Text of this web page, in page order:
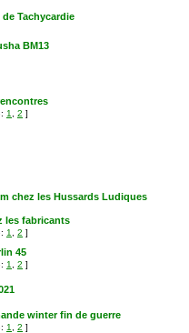
Tachycardie
BM13
1 2 ]
chez les Hussards Ludiques
les fabricants
1 2 ]
45
1 2 ]
winter fin de guerre
1 2 ]